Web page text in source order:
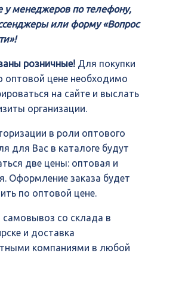
у менеджеров по телефону,
или форму «Вопрос
розничные! Для покупки
оптовой цене необходимо
на сайте и выслать
организации.
в роли оптового
для Вас в каталоге будут
две цены: оптовая и
Оформление заказа будет
по оптовой цене.
самовывоз со склада в
и доставка
компаниями в любой